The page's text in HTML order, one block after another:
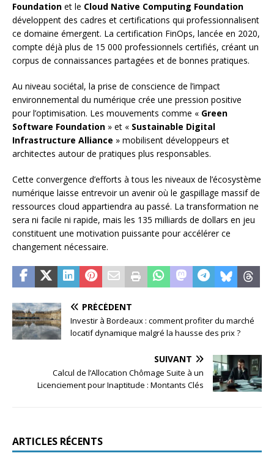
Foundation et le Cloud Native Computing Foundation
développent des cadres et certifications qui professionnalisent
ce domaine émergent. La certification FinOps, lancée en 2020,
compte déjà plus de 15 000 professionnels certifiés, créant un
corpus de connaissances partagées et de bonnes pratiques.
Au niveau sociétal, la prise de conscience de l’impact
environnemental du numérique crée une pression positive
pour l’optimisation. Les mouvements comme « Green
Software Foundation » et « Sustainable Digital
Infrastructure Alliance » mobilisent développeurs et
architectes autour de pratiques plus responsables.
Cette convergence d’efforts à tous les niveaux de l’écosystème
numérique laisse entrevoir un avenir où le gaspillage massif de
ressources cloud appartiendra au passé. La transformation ne
sera ni facile ni rapide, mais les 135 milliards de dollars en jeu
constituent une motivation puissante pour accélérer ce
changement nécessaire.
PRÉCÉDENT
Investir à Bordeaux : comment profiter du marché
locatif dynamique malgré la hausse des prix ?
SUIVANT
Calcul de l’Allocation Chômage Suite à un
Licenciement pour Inaptitude : Montants Clés
ARTICLES RÉCENTS